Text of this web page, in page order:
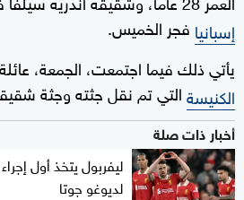
إسبانيا فجر الخميس.
يأتي ذلك فيما اجتمعت، الجمعة،
الكنيسةالتي تم نقل جثته وجثة
أخبار ذات صلة
ليفربول يتخذ أول
لديوغو جوتا